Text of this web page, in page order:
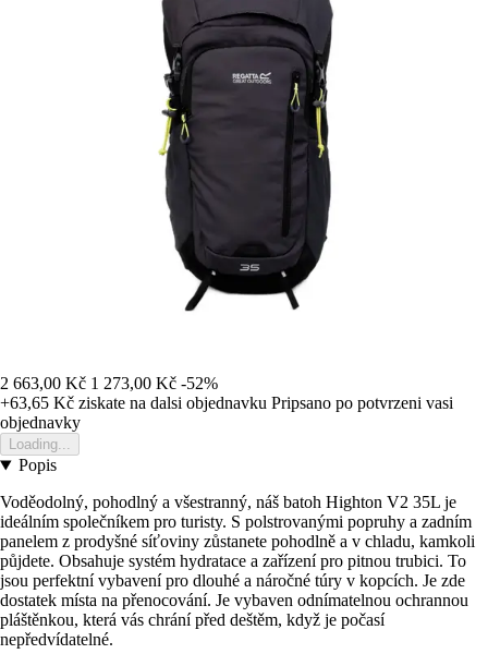
2 663,00 Kč 1 273,00 Kč -52%
+63,65 Kč ziskate na dalsi objednavku Pripsano po potvrzeni vasi
objednavky
Loading...
Popis
Voděodolný, pohodlný a všestranný, náš batoh Highton V2 35L je
ideálním společníkem pro turisty. S polstrovanými popruhy a zadním
panelem z prodyšné síťoviny zůstanete pohodlně a v chladu, kamkoli
půjdete. Obsahuje systém hydratace a zařízení pro pitnou trubici. To
jsou perfektní vybavení pro dlouhé a náročné túry v kopcích. Je zde
dostatek místa na přenocování. Je vybaven odnímatelnou ochrannou
pláštěnkou, která vás chrání před deštěm, když je počasí
nepředvídatelné.